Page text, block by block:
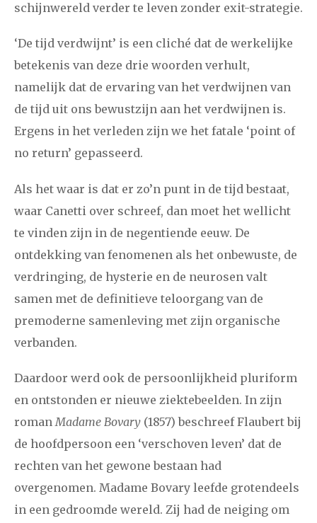
schijnwereld verder te leven zonder exit-strategie.
‘De tijd verdwijnt’ is een cliché dat de werkelijke
betekenis van deze drie woorden verhult,
namelijk dat de ervaring van het verdwijnen van
de tijd uit ons bewustzijn aan het verdwijnen is.
Ergens in het verleden zijn we het fatale ‘point of
no return’ gepasseerd.
Als het waar is dat er zo’n punt in de tijd bestaat,
waar Canetti over schreef, dan moet het wellicht
te vinden zijn in de negentiende eeuw. De
ontdekking van fenomenen als het onbewuste, de
verdringing, de hysterie en de neurosen valt
samen met de definitieve teloorgang van de
premoderne samenleving met zijn organische
verbanden.
Daardoor werd ook de persoonlijkheid pluriform
en ontstonden er nieuwe ziektebeelden. In zijn
roman Madame Bovary (1857) beschreef Flaubert bij
de hoofdpersoon een ‘verschoven leven’ dat de
rechten van het gewone bestaan had
overgenomen. Madame Bovary leefde grotendeels
in een gedroomde wereld. Zij had de neiging om